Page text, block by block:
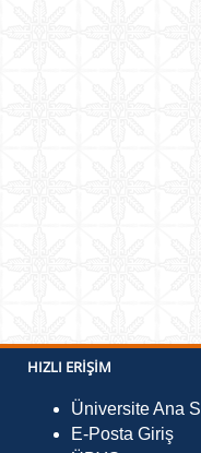
HIZLI ERIŞIM
Üniversite Ana
E-Posta Giriş